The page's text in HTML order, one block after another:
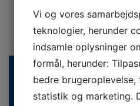
Vi og vores
teknologier, herunder
indsamle oplysninger
formål, herunder:
bedre
statistik og marketing.